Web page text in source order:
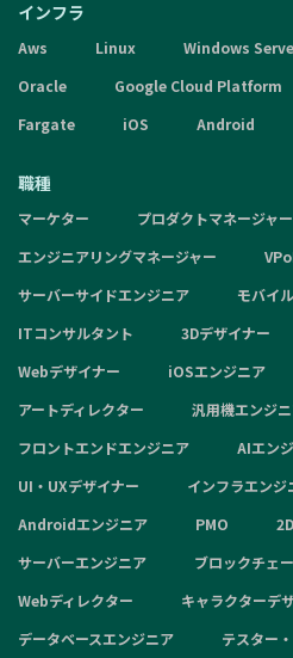
インフラ
Aws Linux Windows
Oracle
Google Cloud Platform
Fargate
iOS Android
職種
マーケター
プロダクトマネージャー
エンジニアリングマネージャー
サーバーサイドエンジニア
モバイ
ITコンサルタント
3Dデザイナー
Webデザイナー
iOSエンジニア
アートディレクター
汎用機エンジ
フロントエンドエンジニア
AIエン
UI・UXデザイナー
インフラエンジ
Androidエンジニア
PMO
サーバーエンジニア
ブロックチェ
Webディレクター
キャラクターデ
データベースエンジニア
テスター